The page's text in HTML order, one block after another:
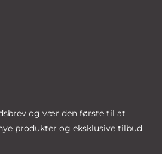
og vær den første til at
produkter og eksklusive tilbud.